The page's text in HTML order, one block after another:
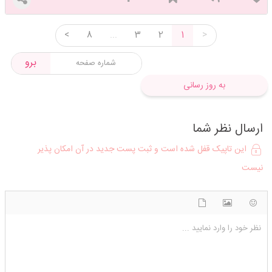
>
1
2
3
...
8
<
برو
به روز رسانی
ارسال نظر شما
این تاپیک قفل شده است و ثبت پست جدید در آن امکان پذیر
نیست
نظر خود را وارد نمایید ...